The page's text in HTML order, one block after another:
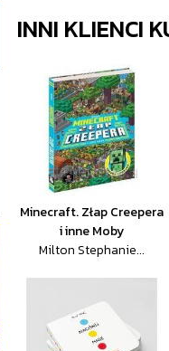
INNI KLIENCI
Minecraft. Złap Creepera
i inne Moby
Milton Stephanie...